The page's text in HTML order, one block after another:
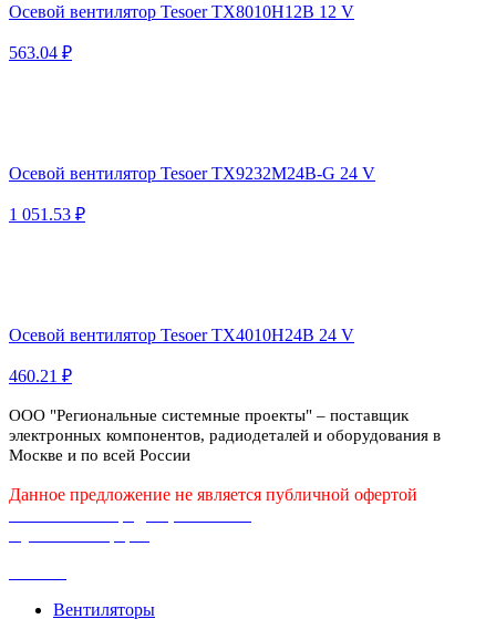
Осевой вентилятор Tesoer TX8010H12B 12 V
563.04 ₽
Осевой вентилятор Tesoer TX9232M24B-G 24 V
1 051.53 ₽
Осевой вентилятор Tesoer TX4010H24B 24 V
460.21 ₽
ООО "Региональные системные проекты" – поставщик
электронных компонентов, радиодеталей и оборудования в
Москве и по всей России
Данное предложение не является публичной офертой
Вентиляторы